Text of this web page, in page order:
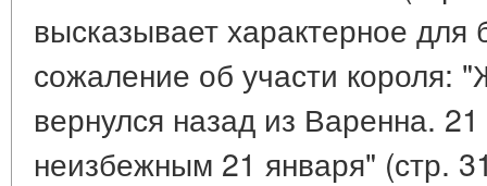
высказывает характерное для
сожаление об участи короля:
вернулся назад из Варенна.
неизбежным 21 января" (стр.